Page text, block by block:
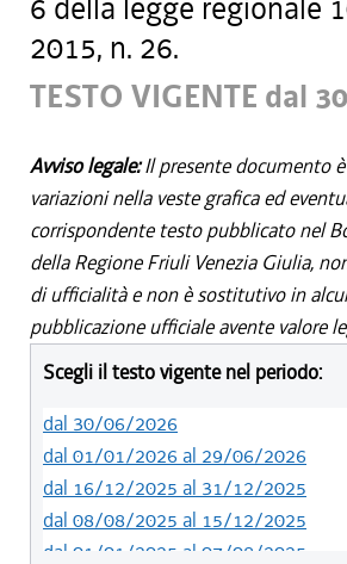
6 della legge regionale
2015, n. 26.
TESTO VIGENTE dal
Avviso legale:Il presente documento
variazioni nella veste grafica ed
corrispondente testo pubblicato nel
della Regione Friuli Venezia Giulia,
di ufficialità e non è sostitutivo in
pubblicazione ufficiale avente valore
Scegli il testo vigente nel periodo:
dal 30/06/2026
dal 01/01/2026 al 29/06/2026
dal 16/12/2025 al 31/12/2025
dal 08/08/2025 al 15/12/2025
dal 01/01/2025 al 07/08/2025